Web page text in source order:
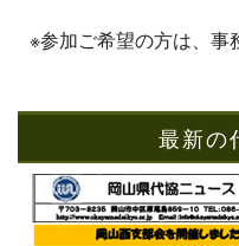
※参加ご希望の方は、事
最新の